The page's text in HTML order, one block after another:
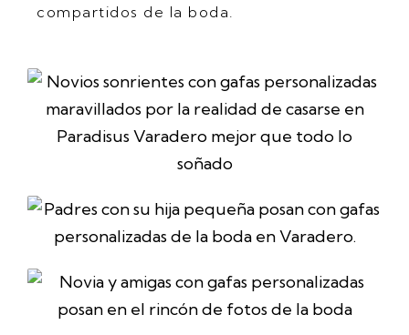
compartidos de la boda.